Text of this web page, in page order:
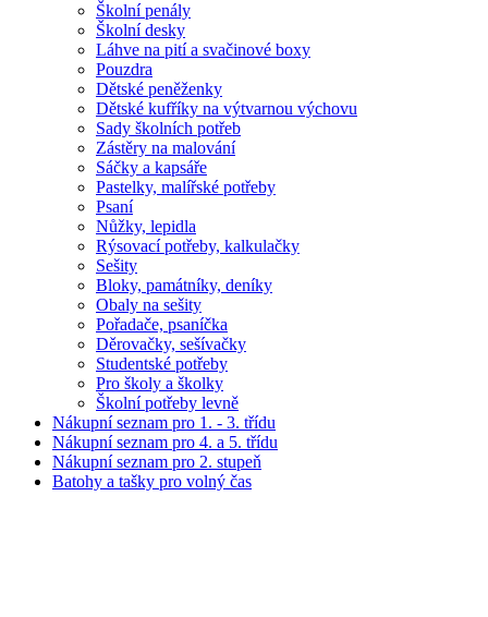
Školní penály
Školní desky
Láhve na pití a svačinové boxy
Pouzdra
Dětské peněženky
Dětské kufříky na výtvarnou výchovu
Sady školních potřeb
Zástěry na malování
Sáčky a kapsáře
Pastelky, malířské potřeby
Psaní
Nůžky, lepidla
Rýsovací potřeby, kalkulačky
Sešity
Bloky, památníky, deníky
Obaly na sešity
Pořadače, psaníčka
Děrovačky, sešívačky
Studentské potřeby
Pro školy a školky
Školní potřeby levně
Nákupní seznam pro 1. - 3. třídu
Nákupní seznam pro 4. a 5. třídu
Nákupní seznam pro 2. stupeň
Batohy a tašky pro volný čas